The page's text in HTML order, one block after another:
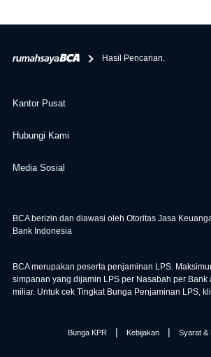
bertanggung jawab terhadap
Hasil Pencarian.
Kantor Pusat
Hubungi Kami
Media Sosial
BCA berizin dan diawasi oleh Otoritas Jasa
Bank Indonesia
BCA merupakan peserta penjaminan LPS.
simpanan yang dijamin LPS per Nasabah per Bank
miliar. Untuk cek Tingkat Bunga Penjaminan LPS,
Bunga KPR | Kebijakan | Syarat &